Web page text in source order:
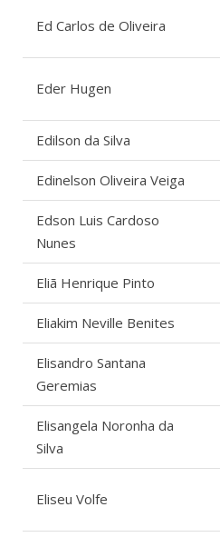
Ed Carlos de Oliveira
Eder Hugen
Edilson da Silva
Edinelson Oliveira Veiga
Edson Luis Cardoso
Nunes
Eliã Henrique Pinto
Eliakim Neville Benites
Elisandro Santana
Geremias
Elisangela Noronha da
Silva
Eliseu Volfe